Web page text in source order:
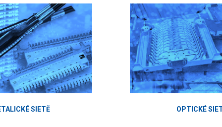
SIETĚ OPTICKÉ